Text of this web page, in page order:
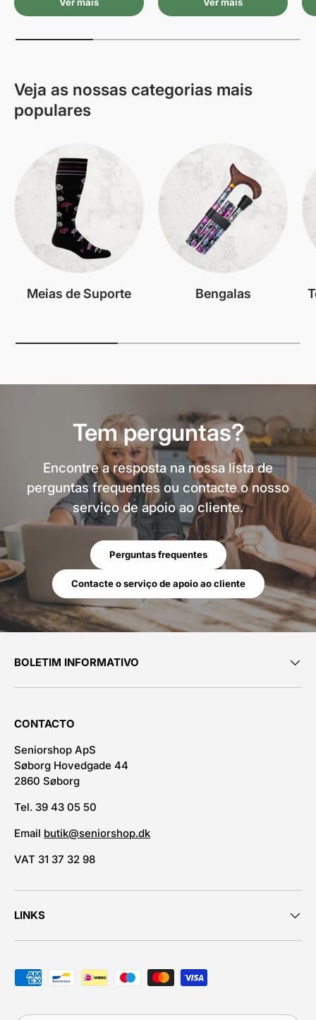
Veja as nossas categorias mais
populares
Meias de Suporte Bengalas
Tem perguntas?
Encontre a resposta na nossa lista de
perguntas frequentes ou contacte o nosso
serviço de apoio ao cliente.
Perguntas frequentes
Contacte o serviço de apoio ao cliente
BOLETIM INFORMATIVO
CONTACTO
Seniorshop ApS
Søborg Hovedgade 44
2860 Søborg
Tel. 39 43 05 50
Email butik@seniorshop.dk
VAT 31 37 32 98
LINKS
Métodos de pagamento aceites